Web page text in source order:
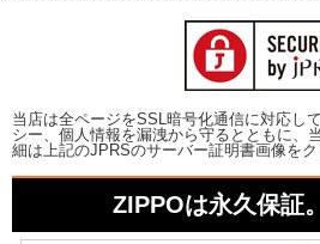
当店は全ページをSSL暗号化通信に対応し
シー、個人情報を漏洩から守るとともに、
細は上記のJPRSのサーバー証明書画像をク
ZIPPOは永久保証